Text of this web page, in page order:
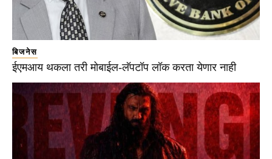
बिजनेस
ईएमआय थकला तरी मोबाईल-लॅपटॉप लॉक करता येणार नाही